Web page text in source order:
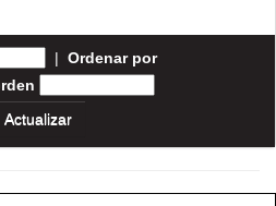
| Ordenar por